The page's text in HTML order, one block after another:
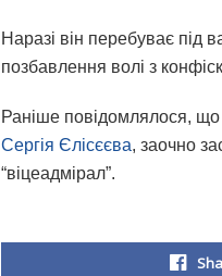
Наразі він перебуває під
позбавлення волі з
Раніше повідомлялося, що
Сергія Єлісєєва, заочно
“віцеадмірал”.